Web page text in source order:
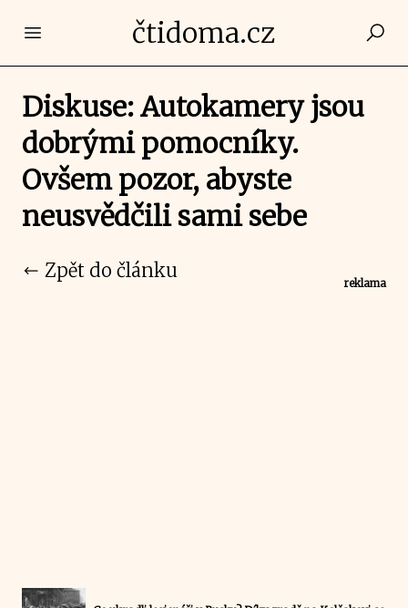
Open main menučtidoma.cz
Diskuse: Autokamery jsou
dobrými pomocníky.
Ovšem pozor, abyste
neusvědčili sami sebe
Zpět do článku
reklama